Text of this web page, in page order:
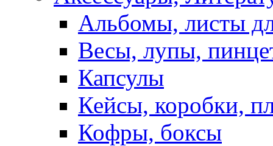
Альбомы, листы
Весы, лупы,
Капсулы
Кейсы, коробки,
Кофры, боксы